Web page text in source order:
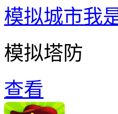
模拟城市我
模拟塔防
查看